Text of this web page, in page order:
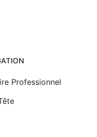
Professionnel